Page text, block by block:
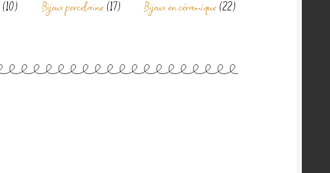
(10) Bijoux porcelaine(17) Bijoux en céramique(22)